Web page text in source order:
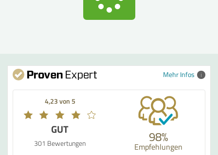
Mehr Infos
4,23 von 5
GUT
301 Bewertungen 98%
Empfehlungen